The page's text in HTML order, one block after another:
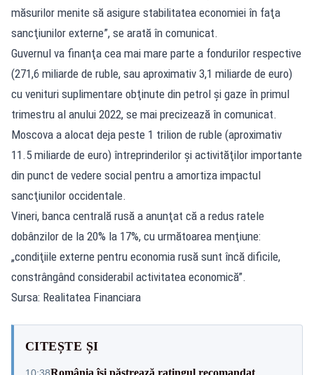
măsurilor menite să asigure stabilitatea economiei în faţa
sancţiunilor externe”, se arată în comunicat.
Guvernul va finanţa cea mai mare parte a fondurilor respective
(271,6 miliarde de ruble, sau aproximativ 3,1 miliarde de euro)
cu venituri suplimentare obţinute din petrol şi gaze în primul
trimestru al anului 2022, se mai precizează în comunicat.
Moscova a alocat deja peste 1 trilion de ruble (aproximativ
11.5 miliarde de euro) întreprinderilor şi activităţilor importante
din punct de vedere social pentru a amortiza impactul
sancţiunilor occidentale.
Vineri, banca centrală rusă a anunţat că a redus ratele
dobânzilor de la 20% la 17%, cu următoarea menţiune:
„condiţiile externe pentru economia rusă sunt încă dificile,
constrângând considerabil activitatea economică”.
Sursa: Realitatea Financiara
CITEȘTE ȘI
10:38România își păstrează ratingul recomandat